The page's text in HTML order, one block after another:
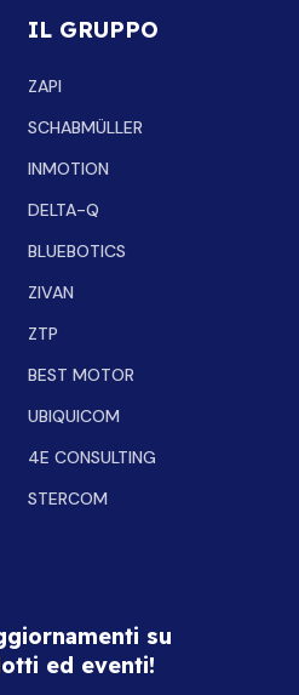
IL GRUPPO
ZAPI
SCHABMÜLLER
INMOTION
DELTA-Q
BLUEBOTICS
ZIVAN
ZTP
BEST MOTOR
UBIQUICOM
4E CONSULTING
STERCOM
su
ed eventi!